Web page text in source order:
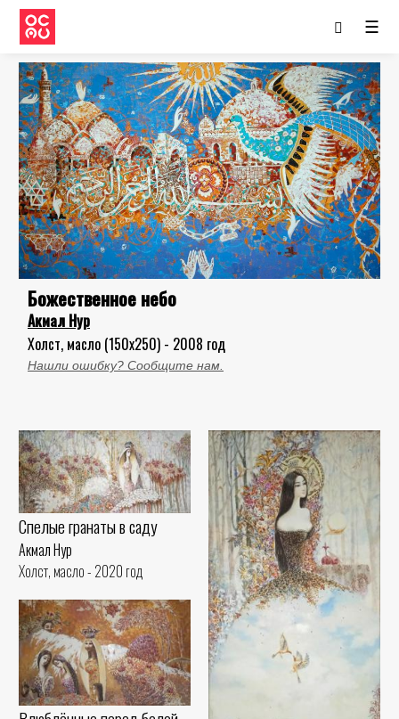
☰
Божественное небо
Акмал Нур
Холст, масло (150x250) - 2008 год
Нашли ошибку? Сообщите нам.
Спелые гранаты в саду
Акмал Нур
Холст, масло - 2020 год